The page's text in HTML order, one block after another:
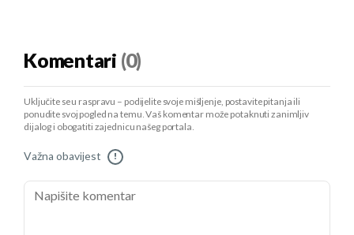
Komentari (0)
Uključite se u raspravu – podijelite svoje mišljenje, postavite pitanja ili
ponudite svoj pogled na temu. Vaš komentar može potaknuti zanimljiv
dijalog i obogatiti zajednicu našeg portala.
Važna obavijest !